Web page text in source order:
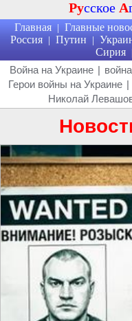
Русское А
Главная | Главные
Россия | Путин |
Сирия
Война на Украине |
Герои войны на Украине |
Николай